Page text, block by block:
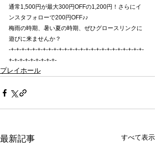
通常1,500円が最大300円OFFの1,200円！さらにイ
ンスタフォローで200円OFF♪♪
梅雨の時期、暑い夏の時期、ぜひグロースリンクに
遊びに来ませんか？
-+-+-+-+-+-+-+-+-+-+-+-+-+-+-+-+-+-+-+-+-+-+-+-+-+-
+-+-+-+-+-+-+-+-+-
プレイホール
最新記事 すべて表示